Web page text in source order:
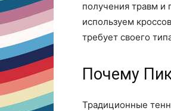
получения травм и
используем
требует своего
Почему
Традиционные